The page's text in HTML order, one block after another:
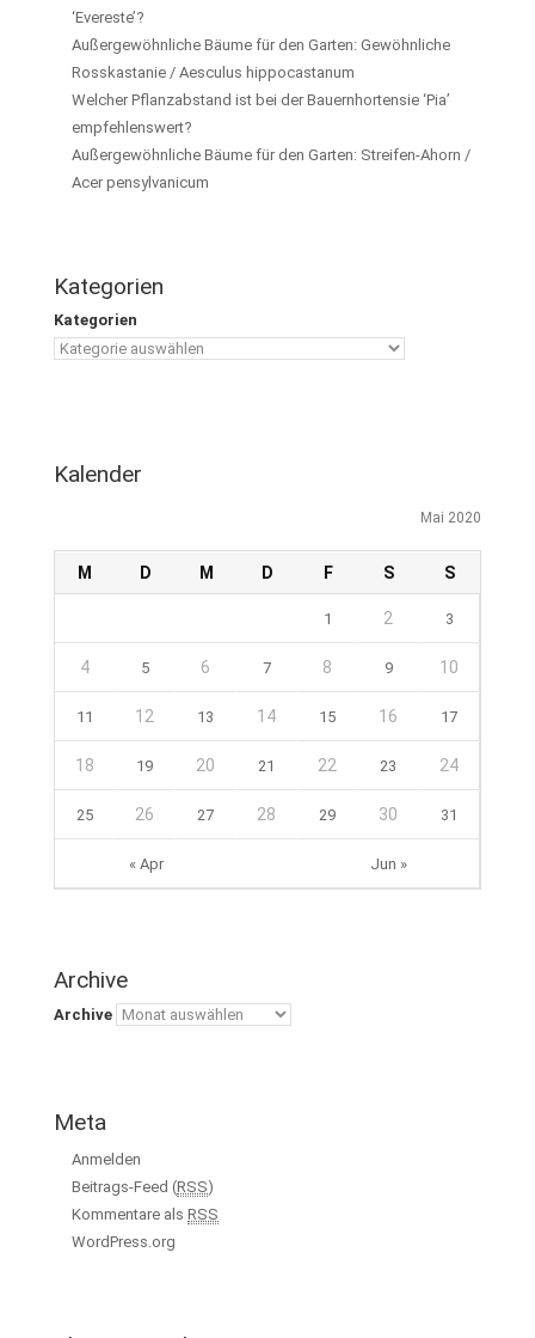
‘Evereste’?
Außergewöhnliche Bäume für den Garten: Gewöhnliche
Rosskastanie / Aesculus hippocastanum
Welcher Pflanzabstand ist bei der Bauernhortensie ‘Pia’
empfehlenswert?
Außergewöhnliche Bäume für den Garten: Streifen-Ahorn /
Acer pensylvanicum
Kategorien
Kategorien
Kalender
Mai 2020
M D M D F S S
« Apr Jun »
1 2 3
4 5 6 7 8 9 10
11 12 13 14 15 16 17
18 19 20 21 22 23 24
25 26 27 28 29 30 31
Archive
Archive
Meta
Anmelden
Beitrags-Feed (RSS)
Kommentare als RSS
WordPress.org